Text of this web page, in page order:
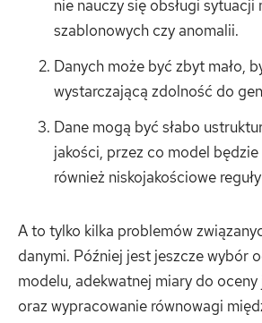
nie nauczy się obsługi sytuacji
szablonowych czy anomalii.
Danych może być zbyt mało,
wystarczającą zdolność do
Dane mogą być słabo
jakości, przez co model będzie
również niskojakościowe
A to tylko kilka problemów
danymi. Później jest jeszcze wybór
modelu, adekwatnej miary do
oraz wypracowanie równowagi